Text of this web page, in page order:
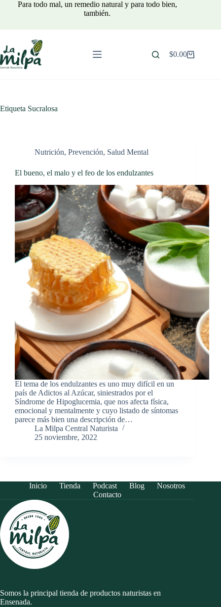
Para todo mal, un remedio natural y para todo bien,
también.
Carro
$0.00
Etiqueta Sucralosa
Nutrición, Prevención, Salud Mental
El bueno, el malo y el feo de los endulzantes
El tema de los endulzantes es uno muy difícil en un
país de Adictos al Azúcar, siniestrados por el
Síndrome de Hipoglucemia, que nos afecta física,
emocional y mentalmente y cuyo listado de síntomas
parece más bien una descripción de…
La Milpa Central Naturista
25 noviembre, 2022
Inicio Tienda Podcast Blog
Nosotros
Contacto
Somos la principal tienda de productos naturistas en
Ensenada.